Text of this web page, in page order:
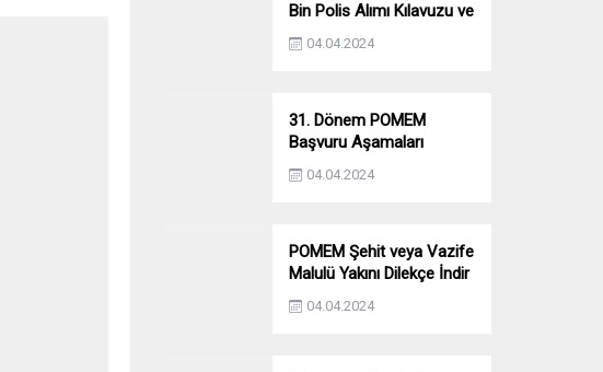
Bin Polis Alımı Kılavuzu ve
Başvuru Ekranı
04.04.2024
31. Dönem POMEM
Başvuru Aşamaları
Nelerdir? Ön Sağlık –
Parkur – Mülakat
04.04.2024
POMEM Şehit veya Vazife
Malulü Yakını Dilekçe İndir
04.04.2024